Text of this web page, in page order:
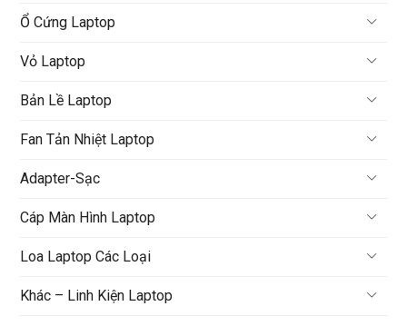
Ổ Cứng Laptop
Vỏ Laptop
Bản Lề Laptop
Fan Tản Nhiệt Laptop
Adapter-Sạc
Cáp Màn Hình Laptop
Loa Laptop Các Loại
Khác – Linh Kiện Laptop